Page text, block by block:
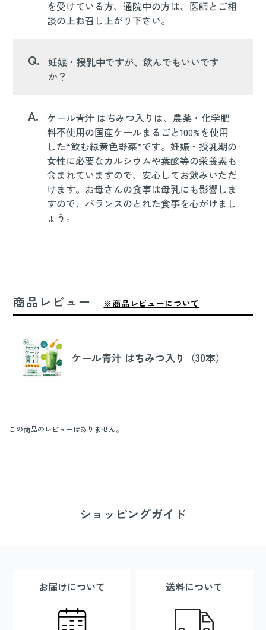
を受けている方、通院中の方は、医師とご相
談の上お召し上がり下さい。
Q.
妊娠・授乳中ですが、飲んでもいいです
か？
A.
ケール青汁 はちみつ入りは、農薬・化学肥
料不使用の国産ケールまるごと100%を使用
した“飲む緑黄色野菜”です。妊娠・授乳期の
女性に必要なカルシウムや葉酸等の栄養素も
含まれていますので、安心してお飲みいただ
けます。お母さんの食事は母乳にも影響しま
すので、バランスのとれた食事を心がけまし
ょう。
商品レビュー ※商品レビューについて
ケール青汁 はちみつ入り（30本）
この商品のレビューはありません。
ショッピングガイド
お届けについて 送料について